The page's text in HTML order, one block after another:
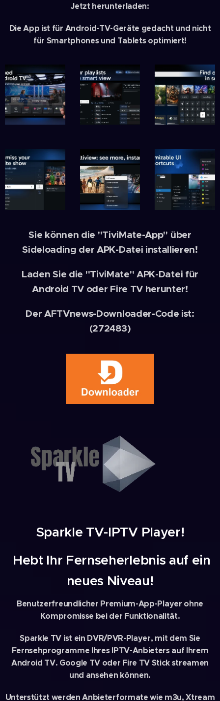
Jetzt herunterladen:
Die App ist für Android-TV-Geräte gedacht und nicht
für Smartphones und Tablets optimiert!
Sie können die "TiviMate-App" über
Sideloading der APK-Datei installieren!
Laden Sie die "TiviMate" APK-Datei für
Android TV oder Fire TV herunter!
Der AFTVnews-Downloader-Code ist:
(272483)
Sparkle TV-IPTV Player!
Hebt Ihr Fernseherlebnis auf ein
neues Niveau!
Benutzerfreundlicher Premium-App-Player ohne
Kompromisse bei der Funktionalität.
Sparkle TV ist ein DVR/PVR-Player, mit dem Sie
Fernsehprogramme Ihres IPTV-Anbieters auf Ihrem
Android TV. Google TV oder Fire TV Stick streamen
und ansehen können.
Unterstützt werden Anbieterformate wie m3u, Xtream